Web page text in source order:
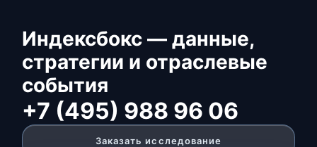
Индексбокс — данные,
стратегии и отраслевые
события
+7 (495) 988 96 06
Заказать исследование